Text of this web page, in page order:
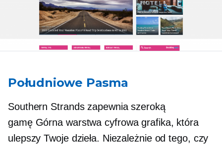
Południowe Pasma
Southern Strands zapewnia szeroką
gamę Górna warstwa cyfrowa grafika, która
ulepszy Twoje dzieła. Niezależnie od tego, czy